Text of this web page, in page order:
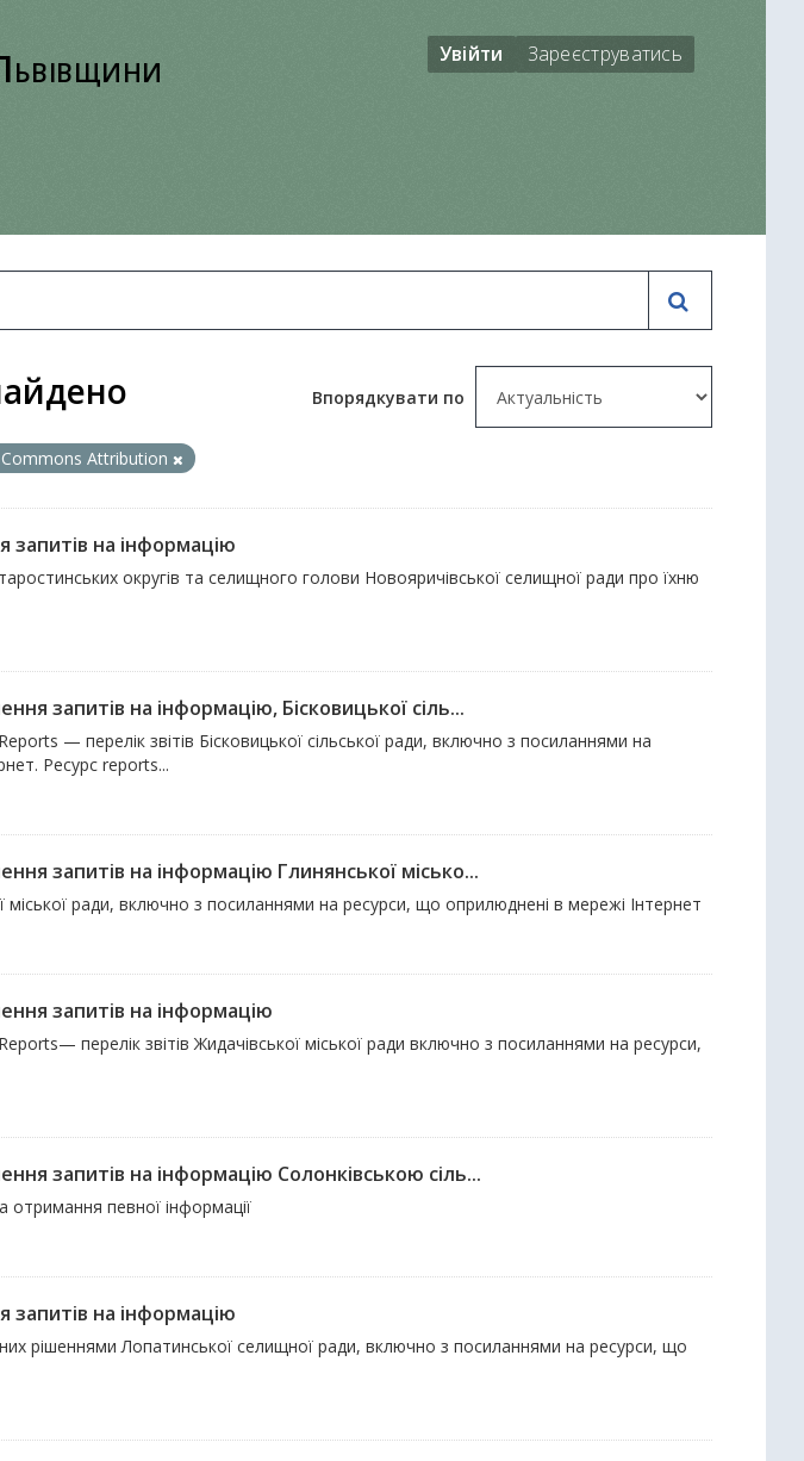
Увійти Зареєструватись
Впорядкувати по
Attribution
на інформацію
округів та селищного голови Новояричівської селищної ради про їхню
запитів на інформацію, Бісковицької сіль...
— перелік звітів Бісковицької сільської ради, включно з посиланнями на
Ресурс reports...
запитів на інформацію Глинянської місько...
міської ради, включно з посиланнями на ресурси, що оприлюднені в мережі Інтернет
запитів на інформацію
перелік звітів Жидачівської міської ради включно з посиланнями на ресурси,
запитів на інформацію Солонківською сіль...
отримання певної інформації
на інформацію
рішеннями Лопатинської селищної ради, включно з посиланнями на ресурси, що